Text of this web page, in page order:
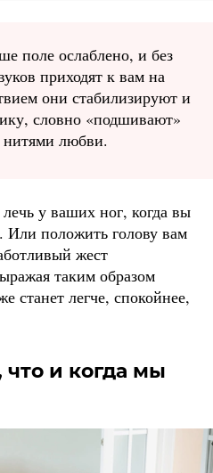
поле ослаблено, и без
приходят к вам на
они стабилизируют и
словно «подшивают»
любви.
у ваших ног, когда вы
положить голову вам
жест
таким образом
станет легче, спокойнее,
что и когда мы